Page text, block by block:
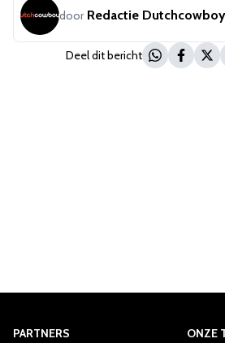
door Redactie
Deel dit bericht
PARTNERS
ONZE